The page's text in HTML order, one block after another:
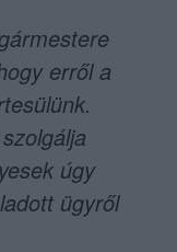
erről a
úgy
ügyről